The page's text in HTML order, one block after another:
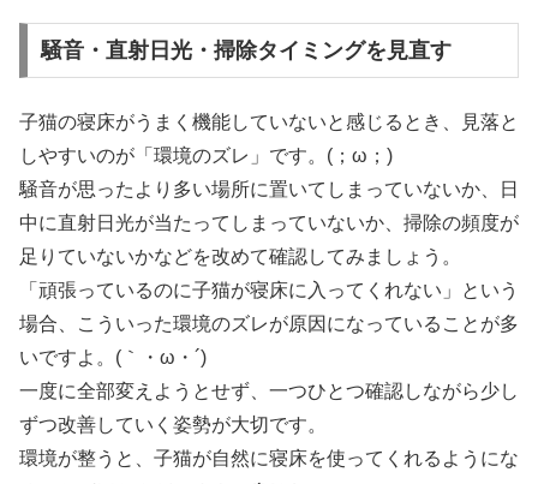
騒音・直射日光・掃除タイミングを見直す
子猫の寝床がうまく機能していないと感じるとき、見落と
しやすいのが「環境のズレ」です。(；ω；)
騒音が思ったより多い場所に置いてしまっていないか、日
中に直射日光が当たってしまっていないか、掃除の頻度が
足りていないかなどを改めて確認してみましょう。
「頑張っているのに子猫が寝床に入ってくれない」という
場合、こういった環境のズレが原因になっていることが多
いですよ。(｀・ω・´)
一度に全部変えようとせず、一つひとつ確認しながら少し
ずつ改善していく姿勢が大切です。
環境が整うと、子猫が自然に寝床を使ってくれるようにな